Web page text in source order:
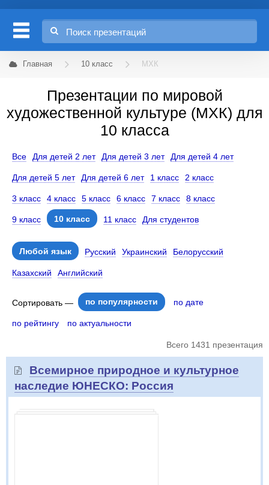
Главная 10 класс МХК
Презентации по мировой
художественной культуре (МХК) для
10 класса
Все Для детей 2 лет Для детей 3 лет Для детей 4 лет
Для детей 5 лет Для детей 6 лет 1 класс 2 класс
3 класс 4 класс 5 класс 6 класс 7 класс 8 класс
9 класс 10 класс 11 класс Для студентов
Любой язык Русский Украинский Белорусский
Казахский Английский
Сортировать — по популярности по дате
по рейтингу по актуальности
Всего 1431 презентация
Всемирное природное и культурное
наследие ЮНЕСКО: Россия